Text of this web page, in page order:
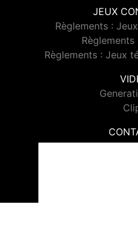
JEUX
Règlements :
Règlements
Règlements : Jeux
Contacter